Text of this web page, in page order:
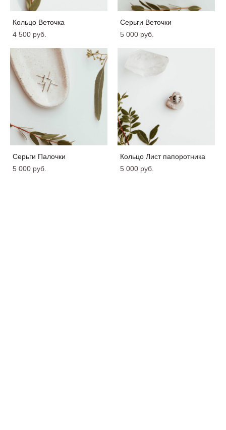
Кольцо Веточка
4 500 pуб.
Серьги Веточки
5 000 pуб.
Серьги Палочки
5 000 pуб.
Кольцо Лист папоротника
5 000 pуб.